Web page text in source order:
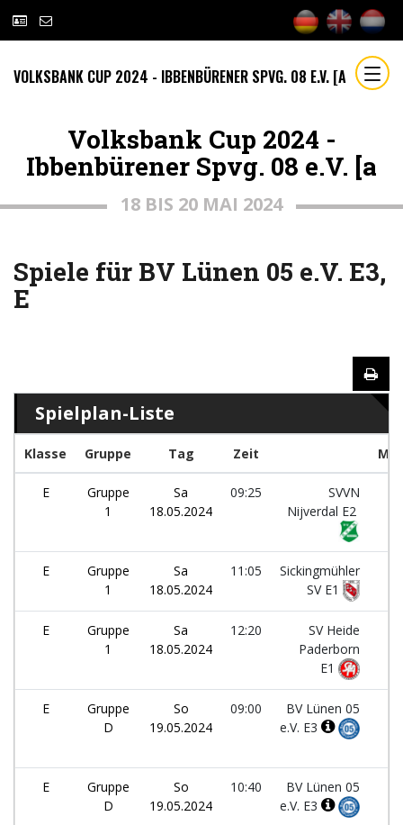
VOLKSBANK CUP 2024 - IBBENBÜRENER SPVG. 08 E.V. [A
Volksbank Cup 2024 -
Ibbenbürener Spvg. 08 e.V. [a
18 BIS 20 MAI 2024
Spiele für BV Lünen 05 e.V. E3,
E
Spielplan-Liste
Klasse Gruppe Tag Zeit
E
Gruppe
1
Sa
18.05.2024
09:25
SVVN
Nijverdal E2
E
Gruppe
1
Sa
18.05.2024
11:05
Sickingmühler
SV E1
E
Gruppe
1
Sa
18.05.2024
12:20
SV Heide
Paderborn
E1
E
Gruppe
D
So
19.05.2024
09:00
BV Lünen 05
e.V. E3
E
Gruppe
D
So
19.05.2024
10:40
BV Lünen 05
e.V. E3